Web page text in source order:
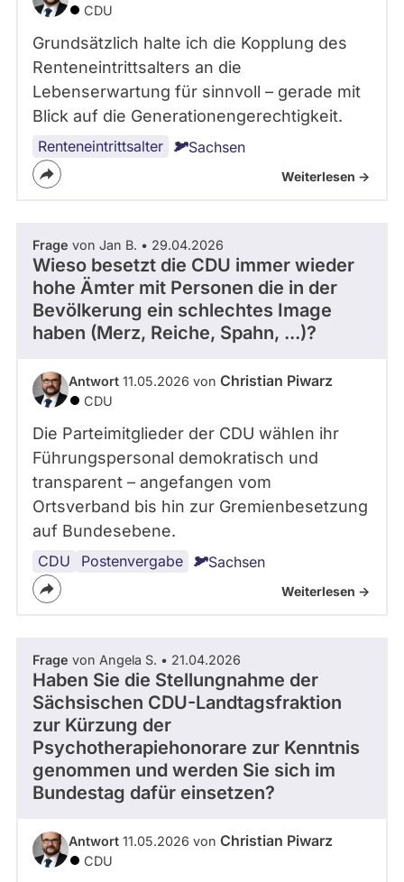
CDU
Grundsätzlich halte ich die Kopplung des
Renteneintrittsalters an die
Lebenserwartung für sinnvoll – gerade mit
Blick auf die Generationengerechtigkeit.
Renteneintrittsalter Sachsen
Weiterlesen ->
Frage von Jan B. • 29.04.2026
Wieso besetzt die CDU immer wieder
hohe Ämter mit Personen die in der
Bevölkerung ein schlechtes Image
haben (Merz, Reiche, Spahn, ...)?
Antwort 11.05.2026 von Christian Piwarz
CDU
Die Parteimitglieder der CDU wählen ihr
Führungspersonal demokratisch und
transparent – angefangen vom
Ortsverband bis hin zur Gremienbesetzung
auf Bundesebene.
CDU Postenvergabe Sachsen
Weiterlesen ->
Frage von Angela S. • 21.04.2026
Haben Sie die Stellungnahme der
Sächsischen CDU-Landtagsfraktion
zur Kürzung der
Psychotherapiehonorare zur Kenntnis
genommen und werden Sie sich im
Bundestag dafür einsetzen?
Antwort 11.05.2026 von Christian Piwarz
CDU